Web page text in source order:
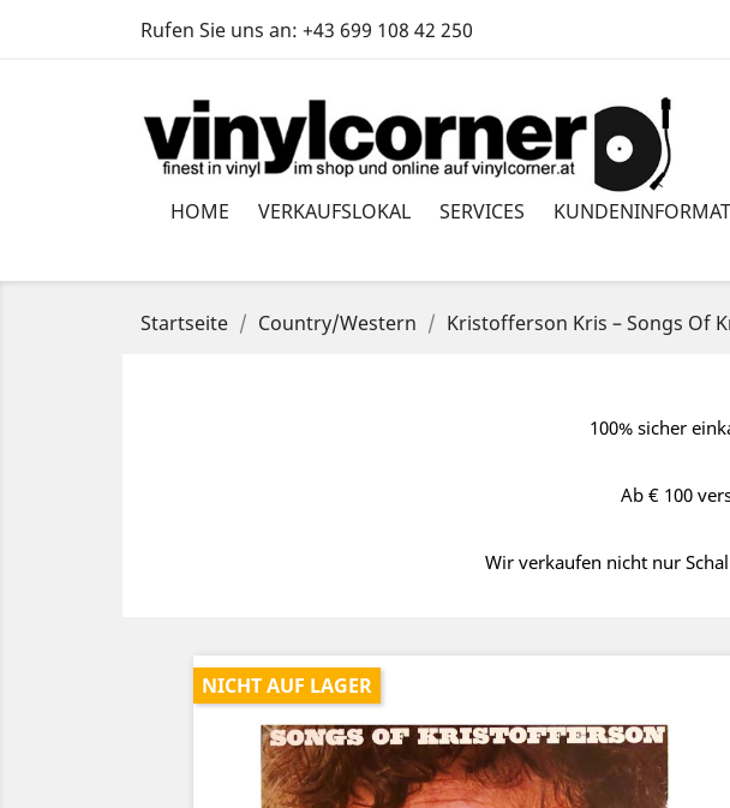
Rufen Sie uns an: +43 699 108 42 250
HOME VERKAUFSLOKAL SERVICES
Startseite Country/Western Kristofferson ‎Kris – Songs Of
100% sicher
Ab € 100
Wir verkaufen nicht nur
NICHT AUF LAGER